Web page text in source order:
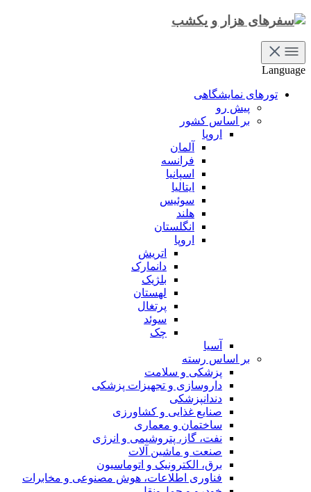
Language
تورهای نمایشگاهی
پیش رو
بر اساس کشور
اروپا
آلمان
فرانسه
اسپانیا
ایتالیا
سوئیس
هلند
انگلستان
اروپا
اتریش
دانمارک
بلژیک
لهستان
پرتغال
سوئد
چک
آسیا
بر اساس رسته
پزشکی و سلامت
داروسازی و تجهیزات پزشکی
دندانپزشکی
صنایع غذایی و کشاورزی
ساختمان و معماری
نفت، گاز، پتروشیمی و انرژی
صنعت و ماشین آلات
برق، الکترونیک و اتوماسیون
فناوری اطلاعات، هوش مصنوعی و مخابرات